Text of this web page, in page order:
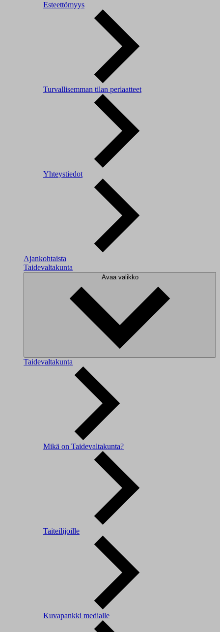
Esteettömyys
Turvallisemman tilan periaatteet
Yhteystiedot
Ajankohtaista
Taidevaltakunta
Avaa valikko
Taidevaltakunta
Mikä on Taidevaltakunta?
Taiteilijoille
Kuvapankki medialle